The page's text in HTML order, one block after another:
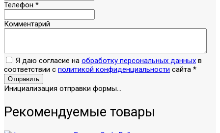
Телефон *
Комментарий
Я даю согласие на обработку персональных данных в
соответствии с политикой конфиденциальности сайта *
Отправить
Инициализация отправки формы...
Рекомендуемые товары